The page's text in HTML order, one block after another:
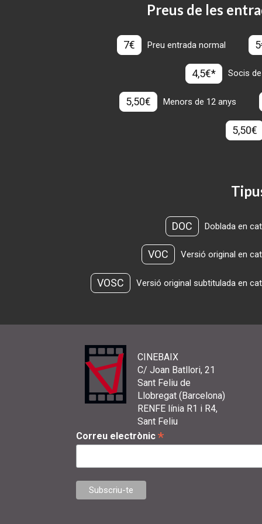
Preus de les
7€ Preu entrada normal
4,5€* Socis
5,50€ Menors de 12 anys
5,50€
DOC Doblada en
VOC Versió original en
VOSC Versió original subtitulada en
CINEBAIX
C/ Joan Batllori, 21
Sant Feliu de
Llobregat (Barcelona)
RENFE línia R1 i R4,
Sant Feliu
Correu electrònic *